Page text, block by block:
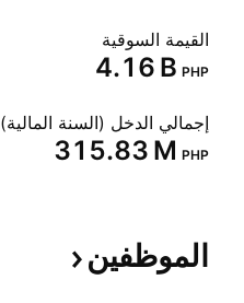
القيمة السوقية
‪4.16 B‬ PHP
إجمالي الدخل (السنة المالية)
‪315.83 M‬ PHP
الموظفين